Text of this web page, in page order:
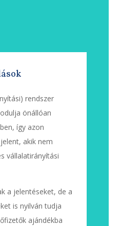
rendszer
önállóan
így azon
akik nem
vállalatirányítási
a jelentéseket, de a
is nyilván tudja
ajándékba